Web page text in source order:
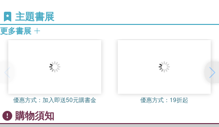
schooling, learning, leadership, research, and the impact
of globalisation on the lives of schools, teachers, children
- policy making: ideology, insiders, outsiders and
- research and the myths of scientific rigour
- international agencies and agents provocateurs
主題書展
更多書展
優惠方式： 加入即送50元購書金 優惠方式： 19折起
購物須知